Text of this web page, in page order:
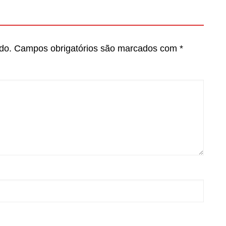
Campos obrigatórios são marcados com *